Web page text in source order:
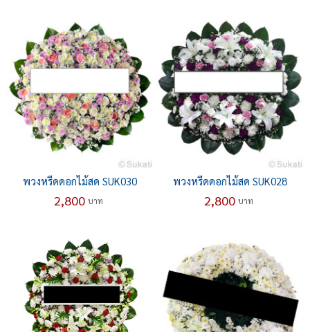
พวงหรีดดอกไม้สด SUK030
2,800 บาท
พวงหรีดดอกไม้สด SUK028
2,800 บาท